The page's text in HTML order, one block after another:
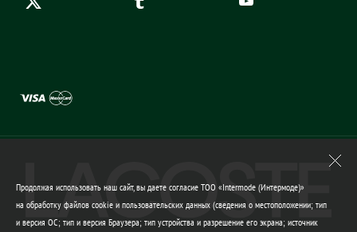
Продолжая использовать наш сайт, вы даете согласие ТОО «Intermode (Интермоде)»
на обработку файлов cookie и пользовательских данных (сведения о местоположении; тип
и версия ОС; тип и версия Браузера; тип устройства и разрешение его экрана; источник